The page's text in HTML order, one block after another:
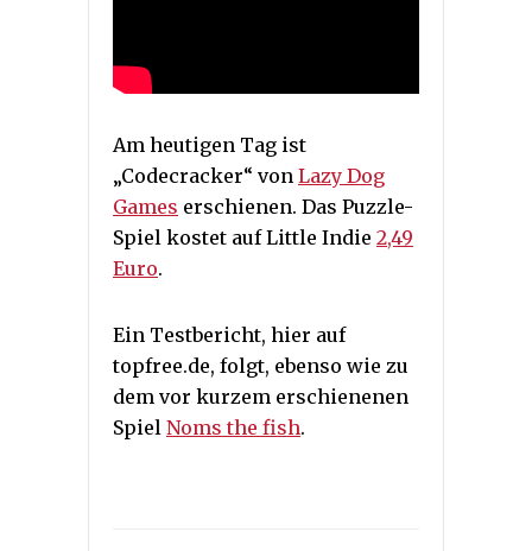
Am heutigen Tag ist
„Codecracker“ von Lazy Dog
Games erschienen. Das Puzzle-
Spiel kostet auf Little Indie 2,49
Euro.
Ein Testbericht, hier auf
topfree.de, folgt, ebenso wie zu
dem vor kurzem erschienenen
Spiel Noms the fish.